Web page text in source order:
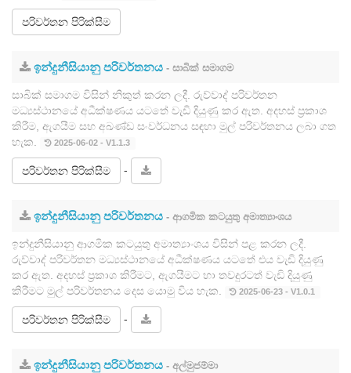
පරිවර්තන පිරික්සීම
ඉන්දුනීසියානු පරිවර්තනය - සාබික් සමාගම
සාබික් සමාගම විසින් නිකුත් කරන ලදී. රුව්වාද් පරිවර්තන
මධ්‍යස්ථානයේ අධීක්ෂණය යටතේ වැඩි දියුණු කර ඇත. අදහස් ප්‍රකාශ
කිරීම, ඇගයීම සහ අඛණ්ඩ සංවර්ධනය සඳහා මුල් පරිවර්තනය ලබා ගත
හැක.
2025-06-02 - V1.1.3
පරිවර්තන පිරික්සීම -
ඉන්දුනීසියානු පරිවර්තනය - ආගමික කටයුතු අමාත්‍යාංශය
ඉන්දුනීසියානු ආගමික කටයුතු අමාත්‍යාංශය විසින් පළ කරන ලදී.
රුව්වාද් පරිවර්තන මධ්‍යස්ථානයේ අධීක්ෂණය යටතේ එය වැඩි දියුණු
කර ඇත. අදහස් ප්‍රකාශ කිරීමට, ඇගයීමට හා තවදුරටත් වැඩි දියුණු
කිරීමට මුල් පරිවර්තනය දෙස යොමු විය හැක.
2025-06-23 - V1.0.1
පරිවර්තන පිරික්සීම -
ඉන්දුනීසියානු පරිවර්තනය - අල්මුජම්මා